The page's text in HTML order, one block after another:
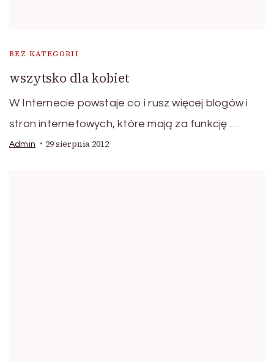
BEZ KATEGORII
wszytsko dla kobiet
W Internecie powstaje co i rusz więcej blogów i
stron internetowych, które mają za funkcję …
Admin 29 sierpnia 2012